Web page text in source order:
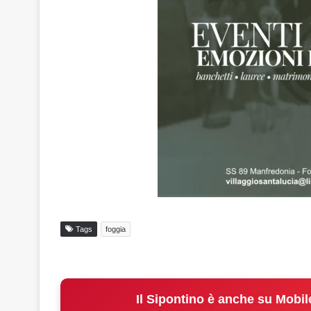
Tags foggia
Il Sipontino è anche su